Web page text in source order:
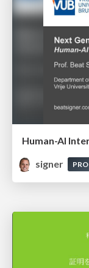
signer
PRO